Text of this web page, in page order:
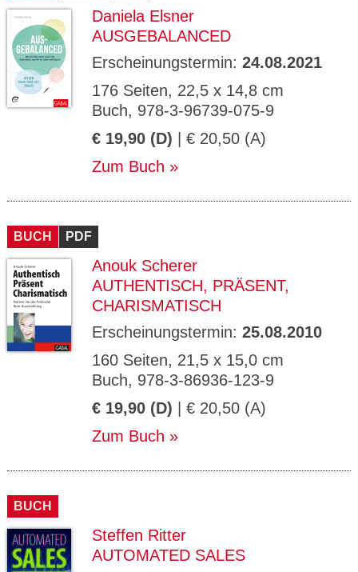
Daniela Elsner
AUSGEBALANCED
Erscheinungstermin: 24.08.2021
176 Seiten, 22,5 x 14,8 cm
Buch, 978-3-96739-075-9
€ 19,90 (D) | € 20,50 (A)
Zum Buch
BUCH PDF
Anouk Scherer
AUTHENTISCH, PRÄSENT,
CHARISMATISCH
Erscheinungstermin: 25.08.2010
160 Seiten, 21,5 x 15,0 cm
Buch, 978-3-86936-123-9
€ 19,90 (D) | € 20,50 (A)
Zum Buch
BUCH
Steffen Ritter
AUTOMATED SALES